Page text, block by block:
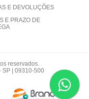
E DEVOLUÇÕES
E PRAZO DE
reservados.
SP | 09310-500